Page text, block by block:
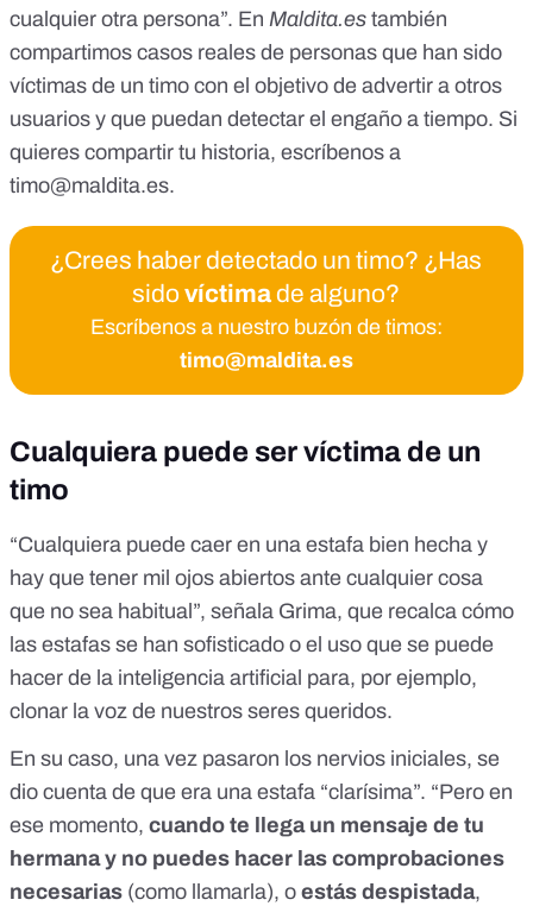
cualquier otra persona”. En Maldita.es también
compartimos casos reales de personas que han sido
víctimas de un timo con el objetivo de advertir a otros
usuarios y que puedan detectar el engaño a tiempo. Si
quieres compartir tu historia, escríbenos a
timo@maldita.es.
¿Crees haber detectado un timo? ¿Has
sidovíctimade alguno?
Escríbenos a nuestro buzón de timos:
timo@maldita.es
Cualquiera puede ser víctima de un
timo
“Cualquiera puede caer en una estafa bien hecha y
hay que tener mil ojos abiertos ante cualquier cosa
que no sea habitual”, señala Grima, que recalca cómo
las estafas se han sofisticado o el uso que se puede
hacer de la inteligencia artificial para, por ejemplo,
clonar la voz de nuestros seres queridos.
En su caso, una vez pasaron los nervios iniciales, se
dio cuenta de que era una estafa “clarísima”. “Pero en
ese momento, cuando te llega un mensaje de tu
hermana y no puedes hacer las comprobaciones
necesarias (como llamarla), o estás despistada,